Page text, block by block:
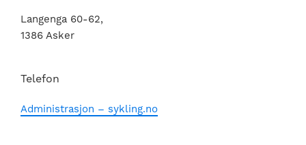
Langenga 60-62,
1386 Asker
Telefon
Administrasjon – sykling.no